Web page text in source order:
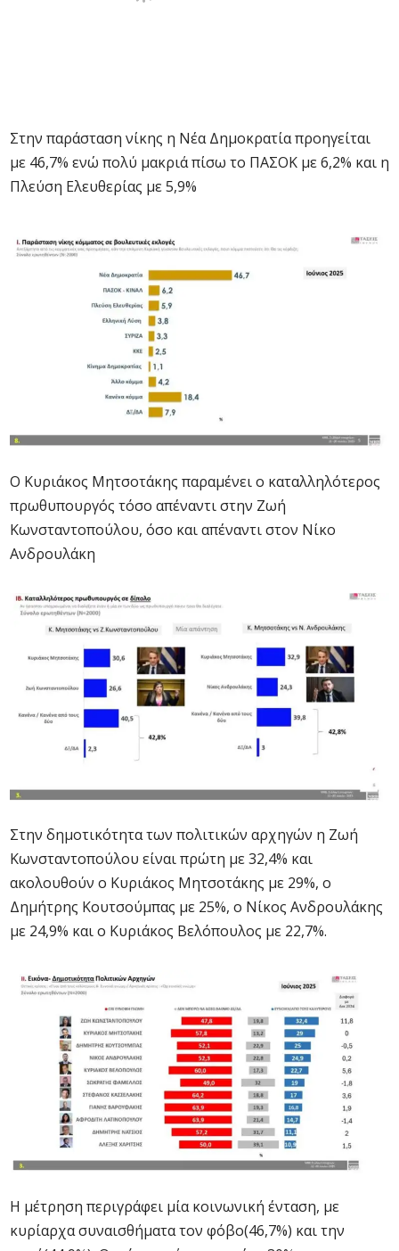
Στην παράσταση νίκης η Νέα Δημοκρατία προηγείται
με 46,7% ενώ πολύ μακριά πίσω το ΠΑΣΟΚ με 6,2% και η
Πλεύση Ελευθερίας με 5,9%
Ο Κυριάκος Μητσοτάκης παραμένει ο καταλληλότερος
πρωθυπουργός τόσο απέναντι στην Ζωή
Κωνσταντοπούλου, όσο και απέναντι στον Νίκο
Ανδρουλάκη
Στην δημοτικότητα των πολιτικών αρχηγών η Ζωή
Κωνσταντοπούλου είναι πρώτη με 32,4% και
ακολουθούν ο Κυριάκος Μητσοτάκης με 29%, ο
Δημήτρης Κουτσούμπας με 25%, ο Νίκος Ανδρουλάκης
με 24,9% και ο Κυριάκος Βελόπουλος με 22,7%.
Η μέτρηση περιγράφει μία κοινωνική ένταση, με
κυρίαρχα συναισθήματα τον φόβο(46,7%) και την